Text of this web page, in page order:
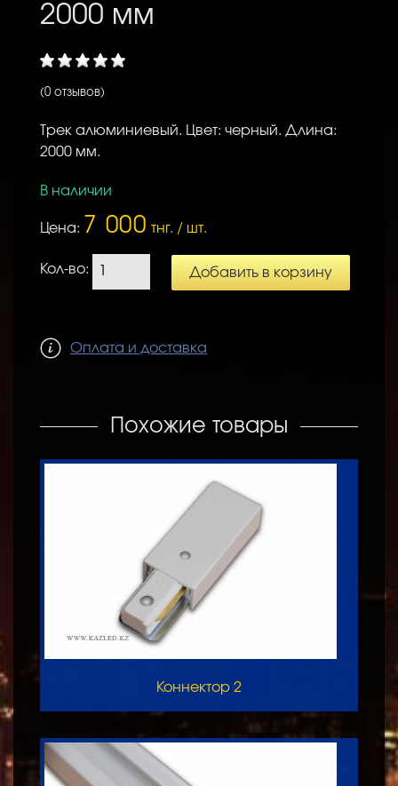
2000 мм
(0 отзывов)
Трек алюминиевый. Цвет: черный. Длина:
2000 мм.
В наличии
Цена: 7 000 тнг. / шт.
Кол-во: Добавить в корзину
Оплата и доставка
Похожие товары
Коннектор 2